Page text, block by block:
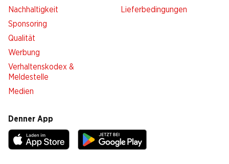
Nachhaltigkeit
Sponsoring
Qualität
Werbung
Verhaltenskodex &
Meldestelle
Medien
Lieferbedingungen
Denner App